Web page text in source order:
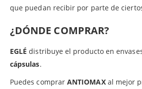
que puedan recibir por parte de
¿DÓNDE COMPRAR?
EGLÉdistribuye el producto en
cápsulas.
Puedes comprarANTIOMAXal mejor